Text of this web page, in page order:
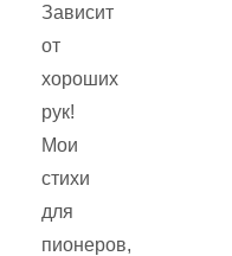
Зависит
от
хороших
рук!
Мои
стихи
для
пионеров,